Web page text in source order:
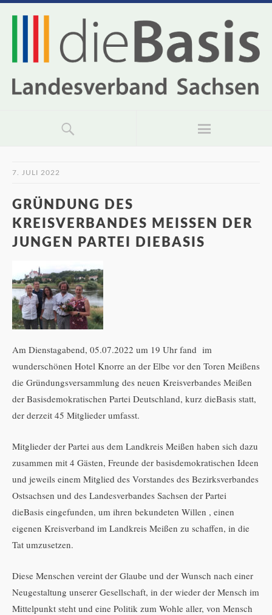
7. JULI 2022
GRÜNDUNG DES
KREISVERBANDES MEISSEN DER J
UNGEN PARTEI DIEBASIS
Am Dienstagabend, 05.07.2022 um 19 Uhr fand im
wunderschönen Hotel Knorre an der Elbe vor den Toren Meißens
die Gründungsversammlung des neuen Kreisverbandes Meißen
der Basisdemokratischen Partei Deutschland, kurz dieBasis statt,
der derzeit 45 Mitglieder umfasst.
Mitglieder der Partei aus dem Landkreis Meißen haben sich dazu
zusammen mit 4 Gästen, Freunde der basisdemokratischen Ideen
und jeweils einem Mitglied des Vorstandes des Bezirksverbandes
Ostsachsen und des Landesverbandes Sachsen der Partei
dieBasis eingefunden, um ihren bekundeten Willen , einen
eigenen Kreisverband im Landkreis Meißen zu schaffen, in die
Tat umzusetzen.
Diese Menschen vereint der Glaube und der Wunsch nach einer
Neugestaltung unserer Gesellschaft, in der wieder der Mensch im
Mittelpunkt steht und eine Politik zum Wohle aller, von Mensch